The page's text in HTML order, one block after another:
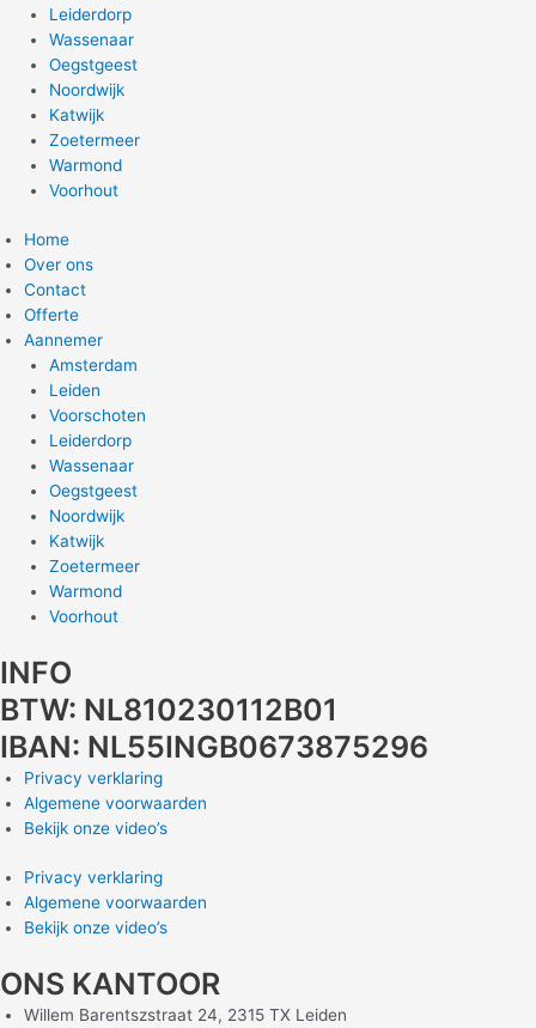
Leiderdorp
Wassenaar
Oegstgeest
Noordwijk
Katwijk
Zoetermeer
Warmond
Voorhout
Home
Over ons
Contact
Offerte
Aannemer
Amsterdam
Leiden
Voorschoten
Leiderdorp
Wassenaar
Oegstgeest
Noordwijk
Katwijk
Zoetermeer
Warmond
Voorhout
INFO
BTW: NL810230112B01
IBAN: NL55INGB0673875296
Privacy verklaring
Algemene voorwaarden
Bekijk onze video’s
Privacy verklaring
Algemene voorwaarden
Bekijk onze video’s
ONS KANTOOR
Willem Barentszstraat 24, 2315 TX Leiden